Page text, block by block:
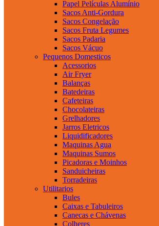
Papel Películas Alumínio
Sacos Anti-Gordura
Sacos Congelação
Sacos Fruta Legumes
Sacos Padaria
Sacos Vácuo
Pequenos Domesticos
Acessorios
Air Fryer
Balanças
Batedeiras
Cafeteiras
Chocolateiras
Grelhadores
Jarros Eletricos
Liquidificadores
Maquinas Agua
Maquinas Sumos
Picadoras e Moinhos
Sanduicheiras
Torradeiras
Utilitarios
Bules
Caixas e Tabuleiros
Canecas e Chávenas
Colheres